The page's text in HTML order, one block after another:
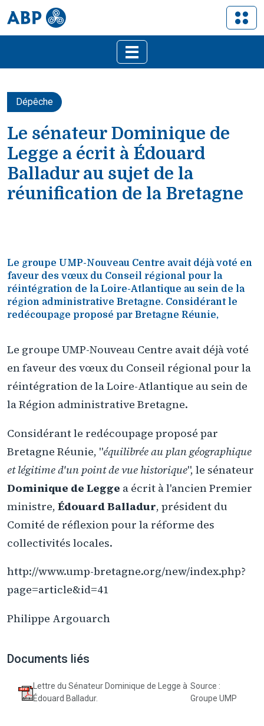
Dépêche
Le sénateur Dominique de
Legge a écrit à Édouard
Balladur au sujet de la
réunification de la Bretagne
Le groupe UMP-Nouveau Centre avait déjà voté en
faveur des vœux du Conseil régional pour la
réintégration de la Loire-Atlantique au sein de la
région administrative Bretagne. Considérant le
redécoupage proposé par Bretagne Réunie,
Le groupe UMP-Nouveau Centre avait déjà voté
en faveur des vœux du Conseil régional pour la
réintégration de la Loire-Atlantique au sein de
la Région administrative Bretagne.
Considérant le redécoupage proposé par
Bretagne Réunie, "équilibrée au plan géographique
et légitime d'un point de vue historique", le sénateur
Dominique de Legge a écrit à l'ancien Premier
ministre, Édouard Balladur, président du
Comité de réflexion pour la réforme des
collectivités locales.
http://www.ump-bretagne.org/new/index.php?
page=article&id=41
Philippe Argouarch
Documents liés
Lettre du Sénateur Dominique de Legge à
Édouard Balladur.
Source :
Groupe UMP